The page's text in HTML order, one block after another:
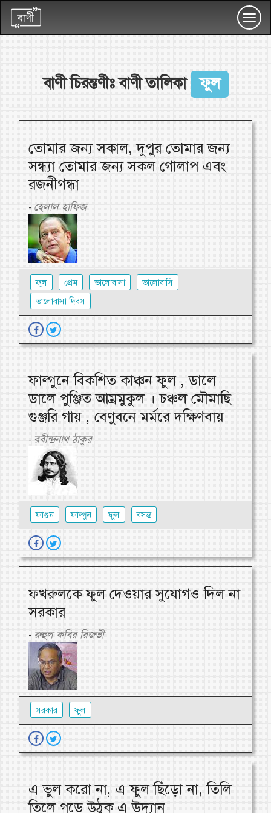
বাণী চিরন্তণীঃ বাণী তালিকা ফুল
তোমার জন্য সকাল, দুপুর তোমার জন্য
সন্ধ্যা তোমার জন্য সকল গোলাপ এবং
রজনীগন্ধা
- হেলাল হাফিজ
ফুল প্রেম ভালোবাসা
ভালোবাসি
ভালোবাসা দিবস
ফাল্গুনে বিকশিত কাঞ্চন ফুল , ডালে
ডালে পুঞ্জিত আম্রমুকুল । চঞ্চল মৌমাছি
গুঞ্জরি গায় , বেণুবনে মর্মরে দক্ষিণবায়
- রবীন্দ্রনাথ ঠাকুর
ফাগুন ফাল্গুন ফুল বসন্ত
ফখরুলকে ফুল দেওয়ার সুযোগও দিল না
সরকার
- রুহুল কবির রিজভী
সরকার ফুল
এ ভুল করো না, এ ফুল ছিঁড়ো না, তিলি
তিলে গড়ে উঠুক এ উদ্যান